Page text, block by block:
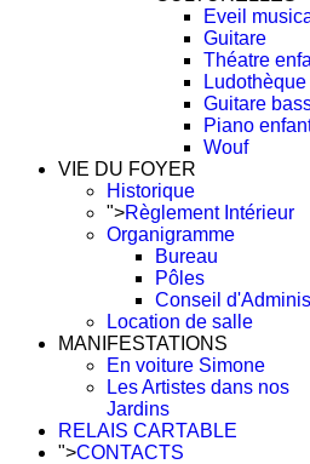
Eveil
Guitare
Théatre
Ludothèque
Guitare
Piano
Wouf
VIE DU FOYER
Historique
">Règlement Intérieur
Organigramme
Bureau
Pôles
Conseil
Location de salle
MANIFESTATIONS
En voiture Simone
Les Artistes dans nos
Jardins
RELAIS CARTABLE
">CONTACTS